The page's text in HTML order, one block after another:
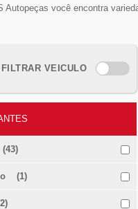
Autopeças você encontra
FILTRAR VEICULO
(1)